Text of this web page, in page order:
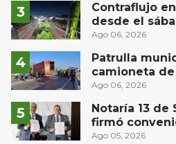
Contraflujo
desde el
compleja del
Ago 06, 2026
Patrulla
camioneta
en la
Ago 06, 2026
Notaría 13 de
firmó
Privada del
Ago 05, 2026